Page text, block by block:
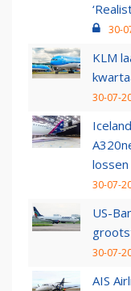
30-
KLM
30-07-
lossen
30-07-
US-
30-07-
AIS